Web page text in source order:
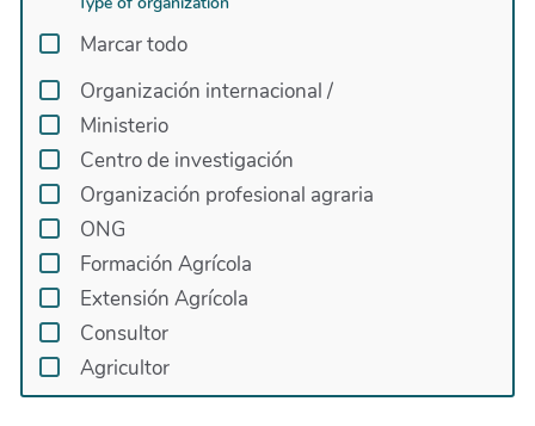
Marcar todo
Organización internacional /
Ministerio
Centro de investigación
Organización profesional agraria
ONG
Formación Agrícola
Extensión Agrícola
Consultor
Agricultor